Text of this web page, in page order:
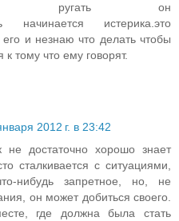
ругать он
начинается истерика.это
и незнаю что делать чтобы
тому что ему говорят.
2012 г. в 23:42
достаточно хорошо знает
сталкивается с ситуациями,
нибудь запретное, но, не
он может добиться своего.
где должна была стать